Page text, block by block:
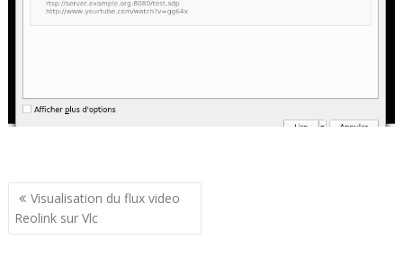
Navigation
de
Visualisation du flux video
Reolink sur Vlc